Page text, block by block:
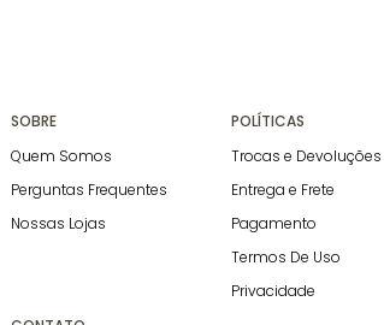
SOBRE
Quem Somos
Perguntas Frequentes
Nossas Lojas
POLÍTICAS
Trocas e Devoluções
Entrega e Frete
Pagamento
Termos De Uso
Privacidade